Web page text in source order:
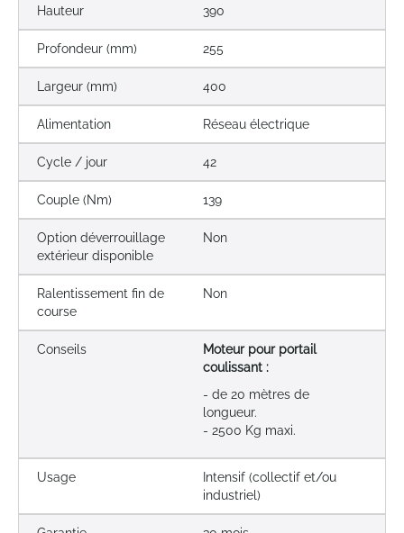
Hauteur 390
Profondeur (mm) 255
Largeur (mm) 400
Alimentation Réseau électrique
Cycle / jour 42
Couple (Nm) 139
Option déverrouillage
extérieur disponible
Non
Ralentissement fin de
course
Non
Conseils
Moteur pour portail
coulissant :
- de 20 mètres de
longueur.
- 2500 Kg maxi.
Usage
Intensif (collectif et/ou
industriel)